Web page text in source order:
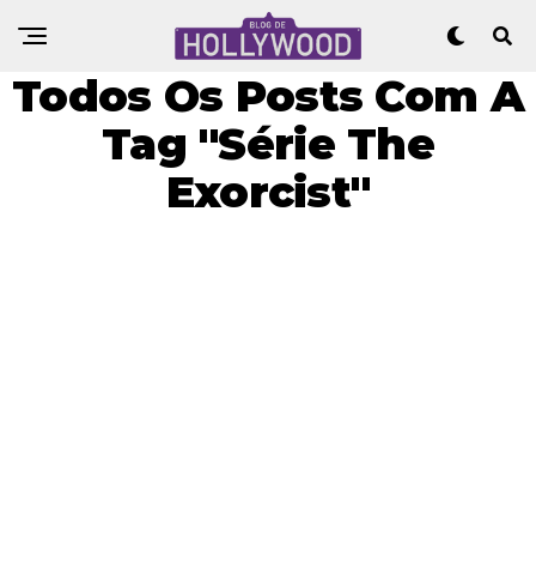
Todos Os Posts Com A
Tag "Série The
Exorcist"